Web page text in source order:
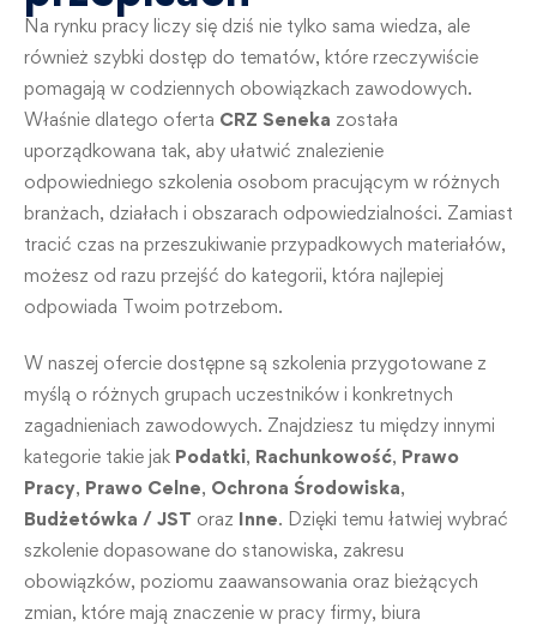
Na rynku pracy liczy się dziś nie tylko sama wiedza, ale
również szybki dostęp do tematów, które rzeczywiście
pomagają w codziennych obowiązkach zawodowych.
Właśnie dlatego oferta CRZ Seneka została
uporządkowana tak, aby ułatwić znalezienie
odpowiedniego szkolenia osobom pracującym w różnych
branżach, działach i obszarach odpowiedzialności. Zamiast
tracić czas na przeszukiwanie przypadkowych materiałów,
możesz od razu przejść do kategorii, która najlepiej
odpowiada Twoim potrzebom.
W naszej ofercie dostępne są szkolenia przygotowane z
myślą o różnych grupach uczestników i konkretnych
zagadnieniach zawodowych. Znajdziesz tu między innymi
kategorie takie jak Podatki, Rachunkowość, Prawo
Pracy, Prawo Celne, Ochrona Środowiska,
Budżetówka / JST oraz Inne. Dzięki temu łatwiej wybrać
szkolenie dopasowane do stanowiska, zakresu
obowiązków, poziomu zaawansowania oraz bieżących
zmian, które mają znaczenie w pracy firmy, biura